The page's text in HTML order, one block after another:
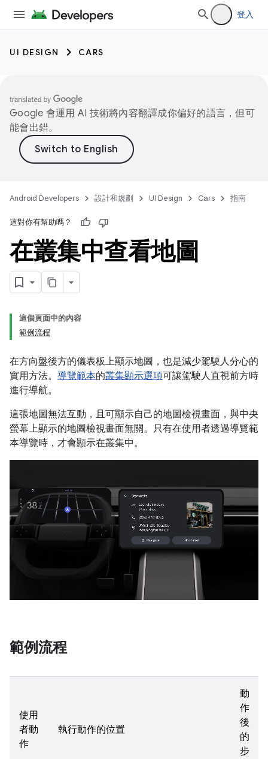
登入
UI DESIGN CARS
Google 會運用 AI 技術將內容翻譯成你偏好的語言，但可
能會出錯。
Android Developers 設計和規劃 UI Design Cars 指南
這對你有幫助嗎？
在叢集中查看地圖
這個頁面中的內容
範例流程
在方向盤後方的儀表板上顯示地圖，也是減少駕駛人分心的
實用方法。 導覽範本的叢集顯示選項可讓駕駛人直視前方時
進行導航。
這張地圖無法互動，且可顯示自己的地圖檢視畫面，與中央
螢幕上顯示的地圖檢視畫面無關。只有在使用者透過導覽範
本導覽時，才會顯示在叢集中。
範例流程
使用
者動
作
執行動作的位置
動
作
後
的
步